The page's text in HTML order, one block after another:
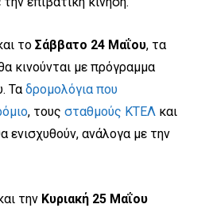
το Σάββατο 24 Μαΐου, τα
κινούνται με πρόγραμμα
Ταδρομολόγια που
, τους σταθμούς ΚΤΕΛ και
ενισχυθούν, ανάλογα με την
την Κυριακή 25 Μαΐου